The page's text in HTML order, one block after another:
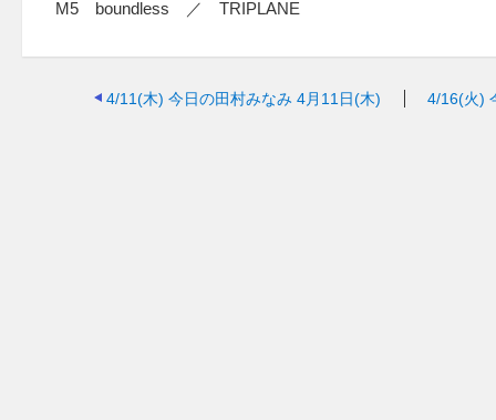
M5 boundless ／ TRIPLANE
4/11(木) 今日の田村みなみ 4月11日(木) 4/16(火)